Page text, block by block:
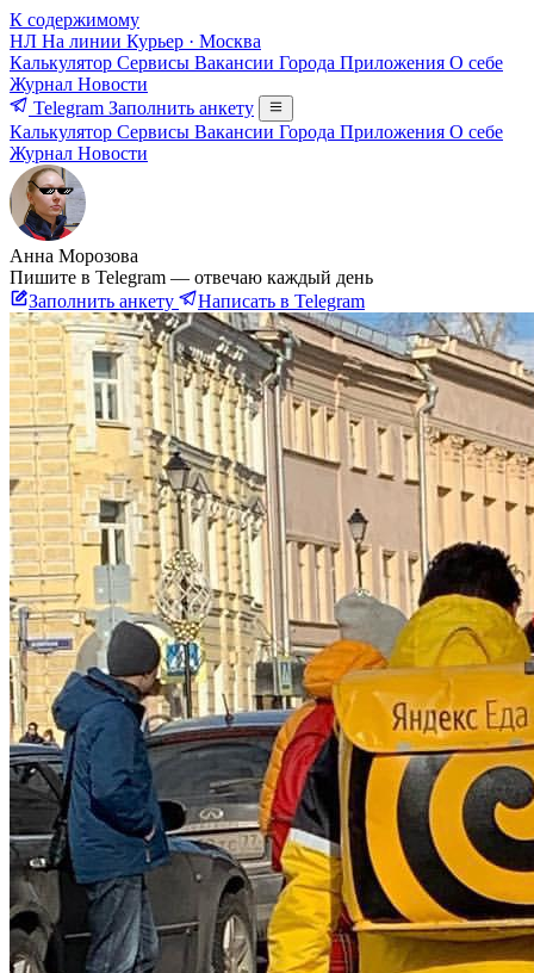
К содержимому
НЛ На линии Курьер · Москва
Калькулятор Сервисы Вакансии Города Приложения О себе
Журнал Новости
Telegram Заполнить анкету
Калькулятор Сервисы Вакансии Города Приложения О себе
Журнал Новости
Анна Морозова
Пишите в Telegram — отвечаю каждый день
Заполнить анкету
Написать в Telegram